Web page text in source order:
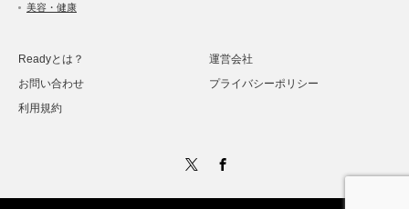
美容・健康
Readyとは？
運営会社
お問い合わせ
プライバシーポリシー
利用規約